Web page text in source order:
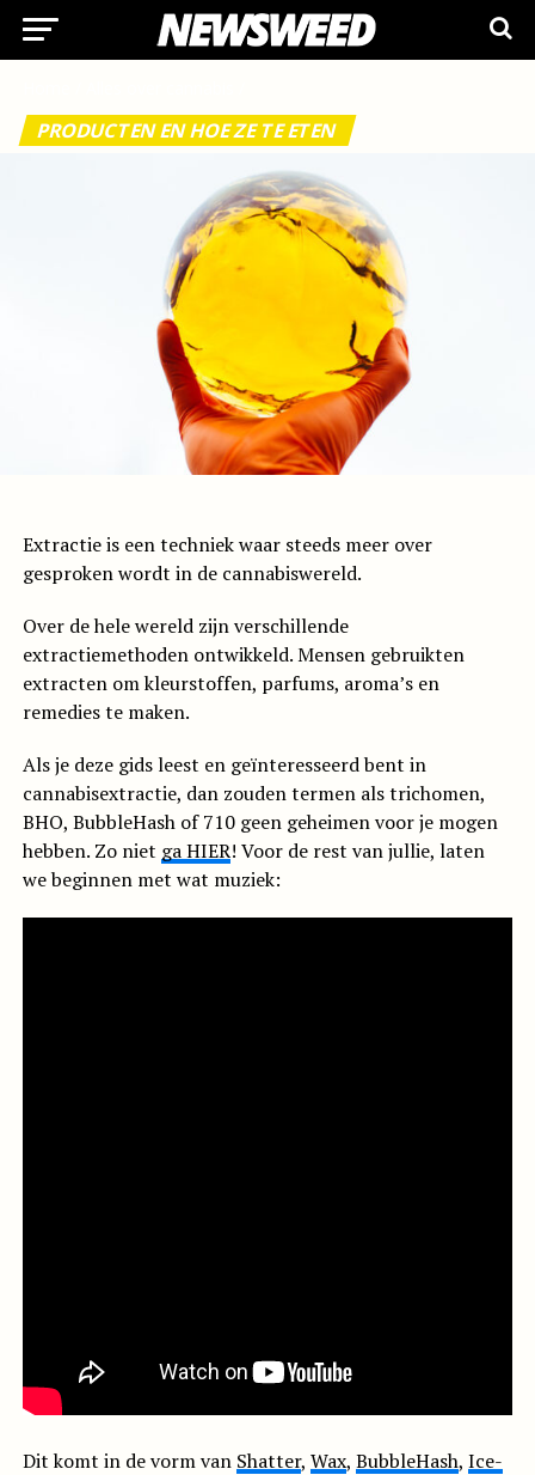
PRODUCTEN EN HOE ZE TE ETEN
Inleiding tot cannabisextracties
Extractie is een techniek waar steeds meer over
gesproken wordt in de cannabiswereld.
Over de hele wereld zijn verschillende
extractiemethoden ontwikkeld. Mensen gebruikten
extracten om kleurstoffen, parfums, aroma’s en
remedies te maken.
Als je deze gids leest en geïnteresseerd bent in
cannabisextractie, dan zouden termen als trichomen,
BHO, BubbleHash of 710 geen geheimen voor je mogen
hebben. Zo niet ga HIER! Voor de rest van jullie, laten
we beginnen met wat muziek:
Dit komt in de vorm van Shatter, Wax, BubbleHash, Ice-